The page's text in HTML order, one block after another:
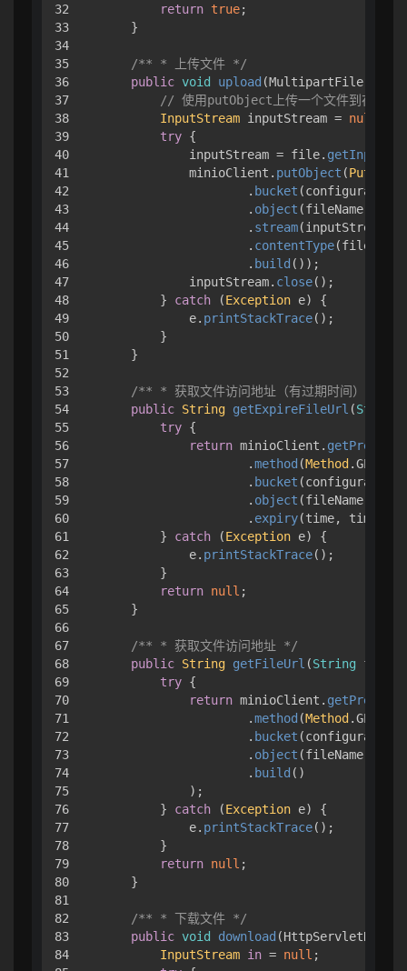
32
33
34
35
36
37
38
39
40
41
42
43
44
45
46
47
48
49
50
51
52
53
54
55
56
57
58
59
60
61
62
63
64
65
66
67
68
69
70
71
72
73
74
75
76
77
78
79
80
81
82
83
84
return true;
    }
/** * 上传文件 */
public void upload (MultipartFile
// 使用putObject上传一个文件到存储桶
InputStream inputStream = null
try {
            inputStream = file.
            minioClient.
putObject (
                    .
bucket (configuration.
                    .
object (fileName)
                    .
stream
                    .
contentType(file.
                    .
build ());
            inputStream.
close();
        }
catch (Exception e) {
            e.
printStackTrace();
        }
    }
/** * 获取文件访问地址（有过期时间） */
public String getExpireFileUrl (String
try {
return minioClient.
                    .
method (Method .GET
                    .
bucket (configuration.
                    .
object (fileName)
                    .
expiry(time,
        }
catch (Exception e) {
            e.
printStackTrace();
        }
return null ;
    }
/** * 获取文件访问地址 */
public String getFileUrl (String
try {
return minioClient.
                    .
method (Method .GET
                    .
bucket (configuration.
                    .
object (fileName)
                    .
build ()
            );
        }
catch (Exception e) {
            e.
printStackTrace();
        }
return null ;
    }
/** * 下载文件 */
public void download (
InputStream in = null ;